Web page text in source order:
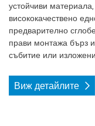
устойчиви
висококачествено
предварително
прави монтажа бърз
събитие или
Виж детайлите